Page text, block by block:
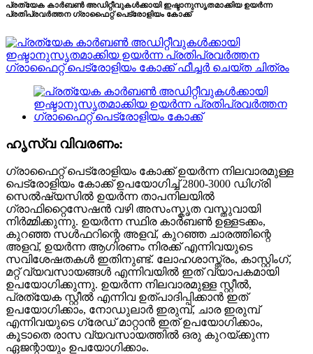
പ്രത്യേക കാർബൺ അഡിറ്റീവുകൾക്കായി ഇഷ്ടാനുസൃതമാക്കിയ ഉയർന്ന
പ്രതിപ്രവർത്തന ഗ്രാഫൈറ്റ് പെട്രോളിയം കോക്ക്
ഹൃസ്വ വിവരണം:
ഗ്രാഫൈറ്റ് പെട്രോളിയം കോക്ക് ഉയർന്ന നിലവാരമുള്ള
പെട്രോളിയം കോക്ക് ഉപയോഗിച്ച് 2800-3000 ഡിഗ്രി
സെൽഷ്യസിൽ ഉയർന്ന താപനിലയിൽ
ഗ്രാഫിറ്റൈസേഷൻ വഴി അസംസ്കൃത വസ്തുവായി
നിർമ്മിക്കുന്നു. ഉയർന്ന സ്ഥിര കാർബൺ ഉള്ളടക്കം,
കുറഞ്ഞ സൾഫറിന്റെ അളവ്, കുറഞ്ഞ ചാരത്തിന്റെ
അളവ്, ഉയർന്ന ആഗിരണം നിരക്ക് എന്നിവയുടെ
സവിശേഷതകൾ ഇതിനുണ്ട്. ലോഹശാസ്ത്രം, കാസ്റ്റിംഗ്,
മറ്റ് വ്യവസായങ്ങൾ എന്നിവയിൽ ഇത് വ്യാപകമായി
ഉപയോഗിക്കുന്നു. ഉയർന്ന നിലവാരമുള്ള സ്റ്റീൽ,
പ്രത്യേക സ്റ്റീൽ എന്നിവ ഉത്പാദിപ്പിക്കാൻ ഇത്
ഉപയോഗിക്കാം, നോഡുലാർ ഇരുമ്പ്, ചാര ഇരുമ്പ്
എന്നിവയുടെ ഗ്രേഡ് മാറ്റാൻ ഇത് ഉപയോഗിക്കാം,
കൂടാതെ രാസ വ്യവസായത്തിൽ ഒരു കുറയ്ക്കുന്ന
ഏജന്റായും ഉപയോഗിക്കാം.